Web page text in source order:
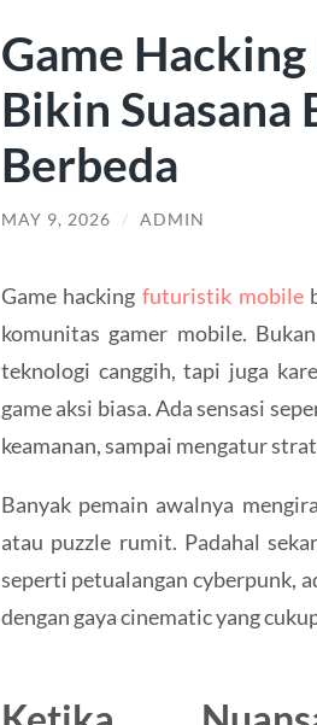
Game
Bikin Suasana
Berbeda
MAY 9, 2026 / ADMIN
Game hacking futuristik mobile
komunitas gamer mobile.
teknologi canggih, tapi juga
game aksi biasa. Ada sensasi
keamanan, sampai mengatur
Banyak pemain awalnya
atau puzzle rumit. Padahal
seperti petualangan cyberpunk,
dengan gaya cinematic yang